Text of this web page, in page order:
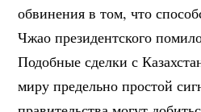
обвинения в том, что
Чжао президентского
Подобные сделки с
миру предельно простой